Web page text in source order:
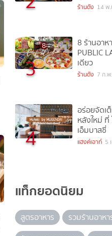
ร้านดัง 14 พ
3
8 ร้านอาห
PUBLIC
เดียว
ร้านดัง 7 ก.
4
อร่อยจัดเ
หลังใหม่ ที่
เอ็มบาสซี่
แฮงค์เอาท์ 5
แท็กยอดนิยม
สูตรอาหาร
รวมร้านอาหา